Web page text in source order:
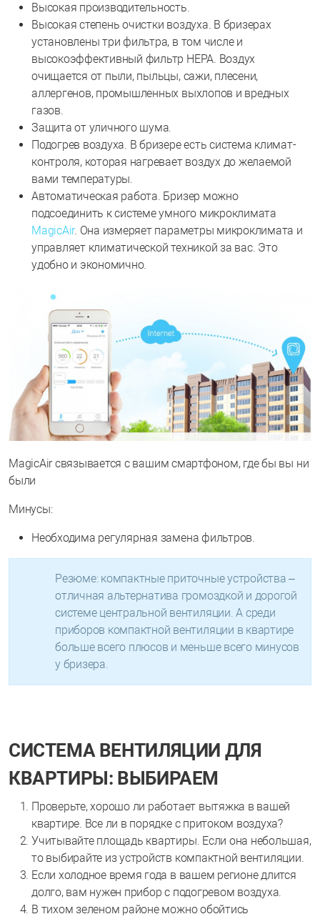
Высокая производительность.
Высокая степень очистки воздуха. В бризерах
установлены три фильтра, в том числе и
высокоэффективный фильтр НЕРА. Воздух
очищается от пыли, пыльцы, сажи, плесени,
аллергенов, промышленных выхлопов и вредных
газов.
Защита от уличного шума.
Подогрев воздуха. В бризере есть система климат-
контроля, которая нагревает воздух до желаемой
вами температуры.
Автоматическая работа. Бризер можно
подсоединить к системе умного микроклимата
MagicAir. Она измеряет параметры микроклимата и
управляет климатической техникой за вас. Это
удобно и экономично.
MagicAir связывается с вашим смартфоном, где бы вы ни
были
Минусы:
Необходима регулярная замена фильтров.
Резюме: компактные приточные устройства –
отличная альтернатива громоздкой и дорогой
системе центральной вентиляции. А среди
приборов компактной вентиляции в квартире
больше всего плюсов и меньше всего минусов
у бризера.
СИСТЕМА ВЕНТИЛЯЦИИ ДЛЯ
КВАРТИРЫ: ВЫБИРАЕМ
Проверьте, хорошо ли работает вытяжка в вашей
квартире. Все ли в порядке с притоком воздуха?
Учитывайте площадь квартиры. Если она небольшая,
то выбирайте из устройств компактной вентиляции.
Если холодное время года в вашем регионе длится
долго, вам нужен прибор с подогревом воздуха.
В тихом зеленом районе можно обойтись